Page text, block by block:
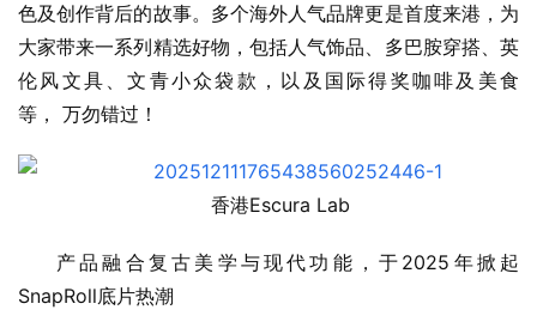
色及创作背后的故事。多个海外人气品牌更是首度来港，为
大家带来一系列精选好物，包括人气饰品、多巴胺穿搭、英
伦风文具、文青小众袋款，以及国际得奖咖啡及美食
等， 万勿错过！
香港Escura Lab
产品融合复古美学与现代功能，于2025年掀起
SnapRoll底片热潮